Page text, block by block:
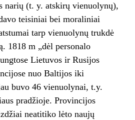
narių (t. y. atskirų vienuolynų),
teisiniai bei moraliniai
tarp vienuolynų trukdė
1818 m „dėl personalo
Lietuvos ir Rusijos
nuo Baltijos iki
buvo 46 vienuolynai, t.y.
pradžioje. Provincijos
neatitiko lėto naujų